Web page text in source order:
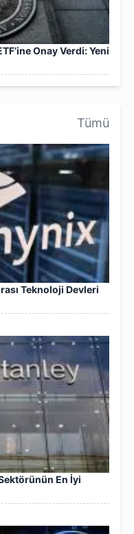
Onay Verdi: Yeni
Tümü
Teknoloji Devleri
En İyi